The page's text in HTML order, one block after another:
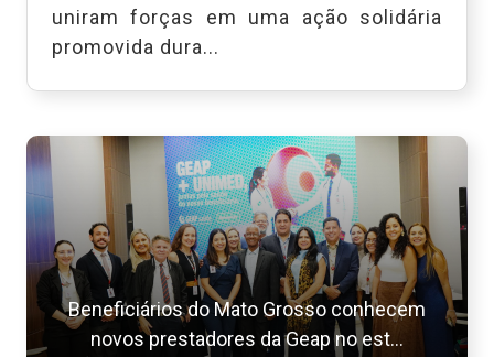
uniram forças em uma ação solidária
promovida dura...
Beneficiários do Mato Grosso conhecem
novos prestadores da Geap no est...